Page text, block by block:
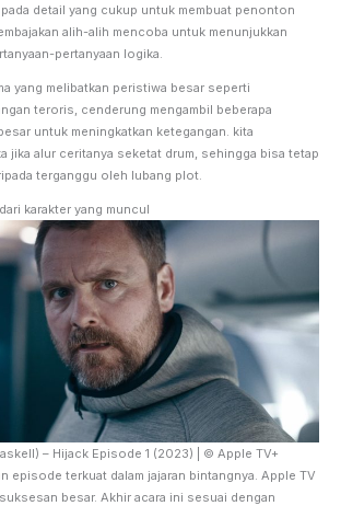
detail yang cukup untuk membuat penonton
alih-alih mencoba untuk menunjukkan
pertanyaan logika.
yang melibatkan peristiwa besar seperti
teroris, cenderung mengambil beberapa
untuk meningkatkan ketegangan. kita
jika alur ceritanya seketat drum, sehingga bisa tetap
terganggu oleh lubang plot.
karakter yang muncul
– Hijack Episode 1 (2023) | © Apple TV+
episode terkuat dalam jajaran bintangnya. Apple TV
besar. Akhir acara ini sesuai dengan